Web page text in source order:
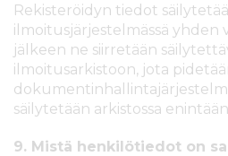
Rekisteröidyn tiedot
ilmoitusjärjestelmässä yhden
jälkeen ne siirretään
ilmoitusarkistoon, jota
säilytetään arkistossa
9. Mistä henkilötiedot on